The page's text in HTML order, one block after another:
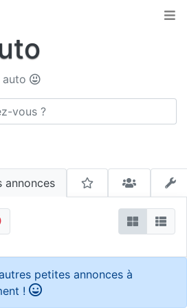
auto
annonces
petites annonces à
!